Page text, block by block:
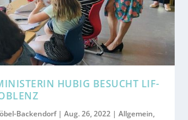
HUBIG BESUCHT LIF-
Backendorf|Aug. 26, 2022 |Allgemein,